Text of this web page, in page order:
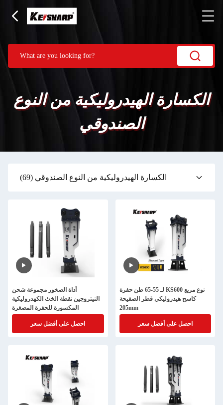
الكسارة الهيدروليكية من النوع
الصندوقي
الكسارة الهيدروليكية من النوع الصندوقي (69)
أداة الصخور مجموعة شحن
النيتروجين نقطة الخث الكهدروليكية
المكسورة للحفرة المصغرة
احصل على أفضل سعر
لـ 55-65 طن حفرة KS600 نوع مربع
كاسح هيدروليكي قطر الصفيحة
205mm
احصل على أفضل سعر